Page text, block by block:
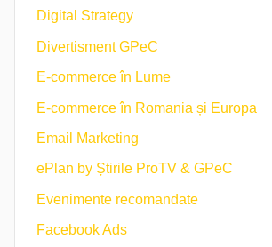
Digital Strategy
Divertisment GPeC
E-commerce în Lume
E-commerce în Romania și Europa
Email Marketing
ePlan by Știrile ProTV & GPeC
Evenimente recomandate
Facebook Ads